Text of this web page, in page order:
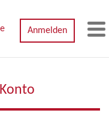
Anmelden